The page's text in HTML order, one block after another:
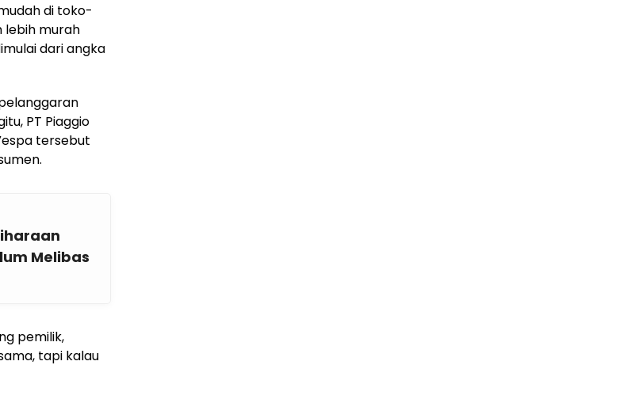
di toko-
lebih murah
dari angka
PT Piaggio
tersebut
Melibas
pemilik,
tapi kalau